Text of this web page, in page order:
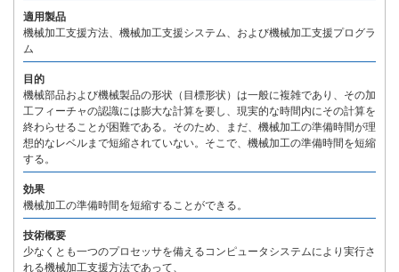
適用製品
機械加工支援方法、機械加工支援システム、および機械加工支援プログラ
ム
目的
機械部品および機械製品の形状（目標形状）は一般に複雑であり、その加
工フィーチャの認識には膨大な計算を要し、現実的な時間内にその計算を
終わらせることが困難である。そのため、まだ、機械加工の準備時間が理
想的なレベルまで短縮されていない。そこで、機械加工の準備時間を短縮
する。
効果
機械加工の準備時間を短縮することができる。
技術概要
少なくとも一つのプロセッサを備えるコンピュータシステムにより実行さ
れる機械加工支援方法であって、